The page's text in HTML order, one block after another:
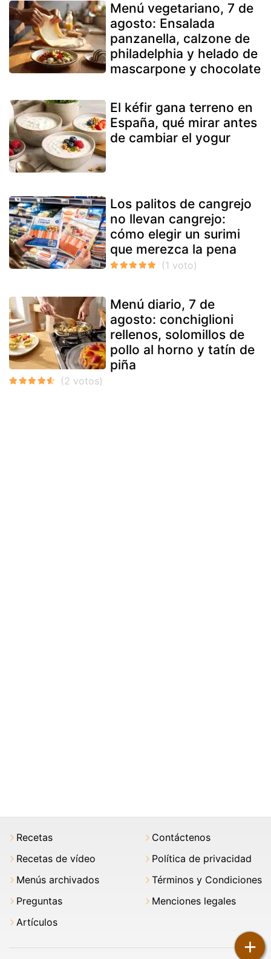
Menú vegetariano, 7 de
agosto: Ensalada
panzanella, calzone de
philadelphia y helado de
mascarpone y chocolate
El kéfir gana terreno en
España, qué mirar antes
de cambiar el yogur
Los palitos de cangrejo
no llevan cangrejo:
cómo elegir un surimi
que merezca la pena
Menú diario, 7 de
agosto: conchiglioni
rellenos, solomillos de
pollo al horno y tatín de
piña
+
Recetas
Recetas de vídeo
Menús archivados
Preguntas
Artículos
Contáctenos
Política de privacidad
Términos y Condiciones
Menciones legales